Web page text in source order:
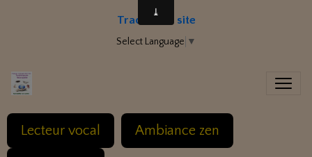
Traduire le site
Select Language ▼
Lecteur vocal Ambiance zen